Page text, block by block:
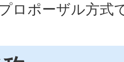
ロポーザル方式